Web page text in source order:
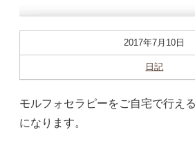
2017年7月10日
日記
モルフォセラピーをご自宅で行え
になります。